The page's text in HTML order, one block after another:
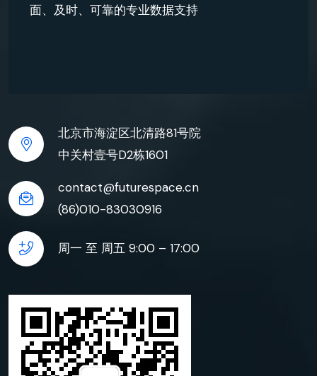
面、及时、可靠的专业数据支持
北京市海淀区北清路81号院
中关村壹号D2栋1601
contact@futurespace.cn
(86)010-83030916
周一 至 周五 9:00 – 17:00